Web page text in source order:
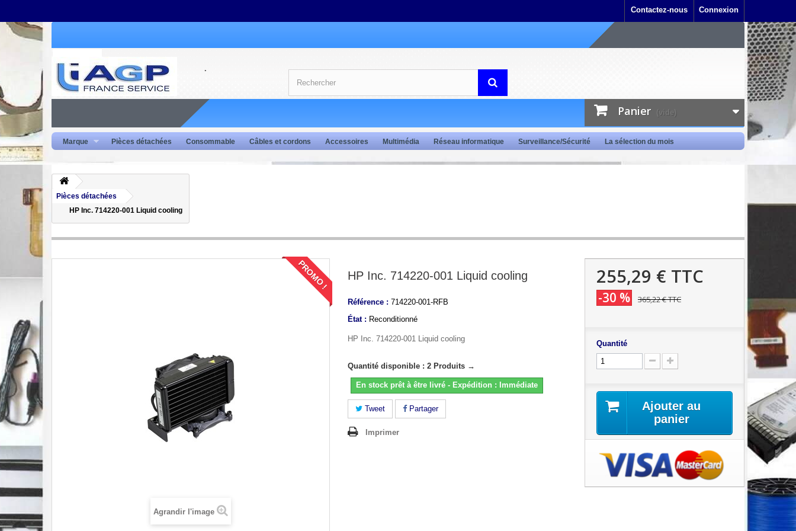
Connexion
Contactez-nous
Panier (vide)
Marque Pièces détachées Consommable Câbles et cordons Accessoires Multimédia Réseau informatique Surveillance/Sécurité La sélection du mois
Pièces détachées
HP Inc. 714220-001 Liquid cooling
PROMO !
Agrandir l'image
HP Inc. 714220-001 Liquid cooling
Référence : 714220-001-RFB
État : Reconditionné
HP Inc. 714220-001 Liquid cooling
Quantité disponible : 2 Produits →
En stock prêt à être livré - Expédition : Immédiate
Tweet Partager
Imprimer
255,29 € TTC
-30 % 365,22 €TTC
Quantité
Ajouter au
panier